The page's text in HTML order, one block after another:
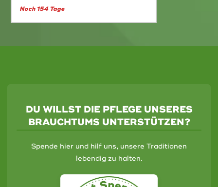
Noch 154 Tage
DU WILLST DIE PFLEGE UNSERES
BRAUCHTUMS UNTERSTÜTZEN?
Spende hier und hilf uns, unsere Traditionen
lebendig zu halten.